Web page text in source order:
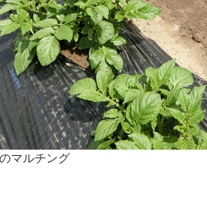
マルチング